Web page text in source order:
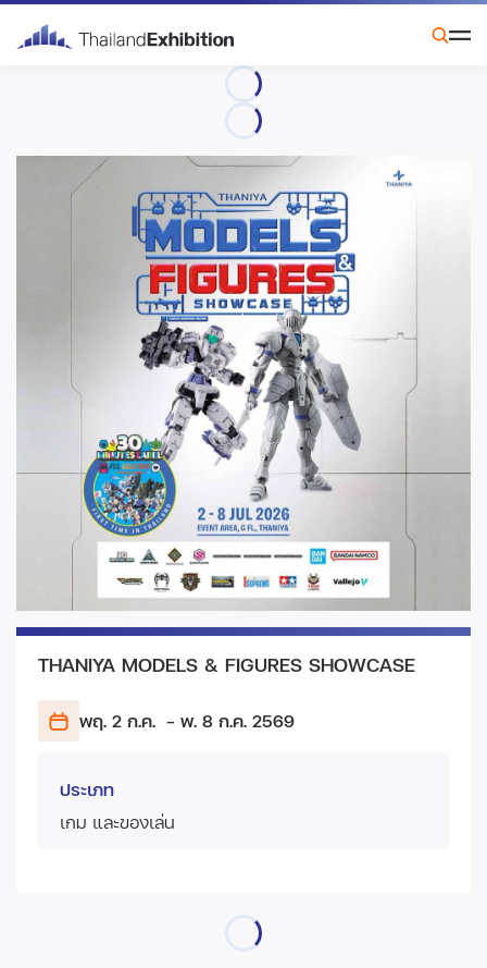
THANIYA MODELS & FIGURES SHOWCASE
พฤ. 2 ก.ค. - พ. 8 ก.ค. 2569
ประเภท
เกม และของเล่น